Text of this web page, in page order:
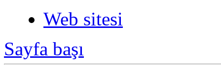
Web sitesi
Sayfa başı